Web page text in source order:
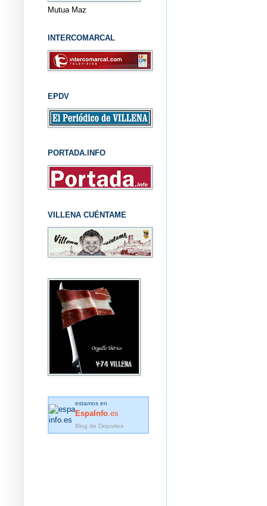
Mutua Maz
INTERCOMARCAL
EPDV
PORTADA.INFO
VILLENA CUÉNTAME
estamos en
EspaInfo .es
Blog de Deportes